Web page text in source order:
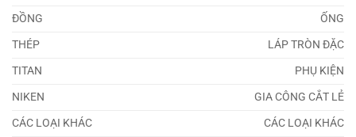
ĐỒNG
ỐNG
THÉP
LÁP TRÒN ĐẶC
TITAN
PHỤ KIỆN
NIKEN
GIA CÔNG CẮT LẺ
CÁC LOẠI KHÁC
CÁC LOẠI KHÁC